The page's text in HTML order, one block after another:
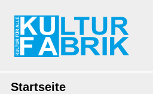
Startseite